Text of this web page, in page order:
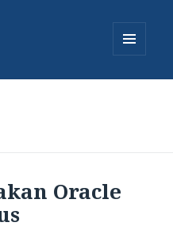
Oracle